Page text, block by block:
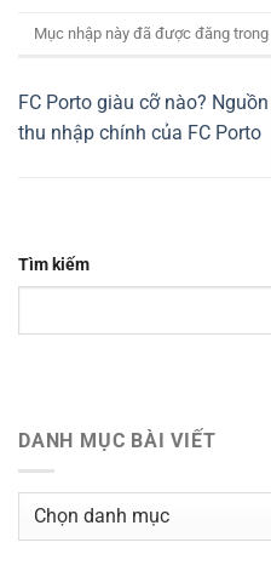
Mục nhập này đã được đăng trong
FC Porto giàu cỡ nào? Nguồn
thu nhập chính của FC Porto
Tìm kiếm
DANH MỤC BÀI VIẾT
Danh